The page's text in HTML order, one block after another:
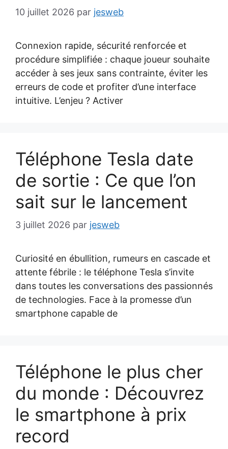
10 juillet 2026 par jesweb
Connexion rapide, sécurité renforcée et
procédure simplifiée : chaque joueur souhaite
accéder à ses jeux sans contrainte, éviter les
erreurs de code et profiter d’une interface
intuitive. L’enjeu ? Activer
Téléphone Tesla date
de sortie : Ce que l’on
sait sur le lancement
3 juillet 2026 par jesweb
Curiosité en ébullition, rumeurs en cascade et
attente fébrile : le téléphone Tesla s’invite
dans toutes les conversations des passionnés
de technologies. Face à la promesse d’un
smartphone capable de
Téléphone le plus cher
du monde : Découvrez
le smartphone à prix
record